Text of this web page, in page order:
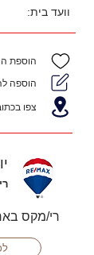
וועד בית:
הוספת
הוספה
צפו
רי/מקס